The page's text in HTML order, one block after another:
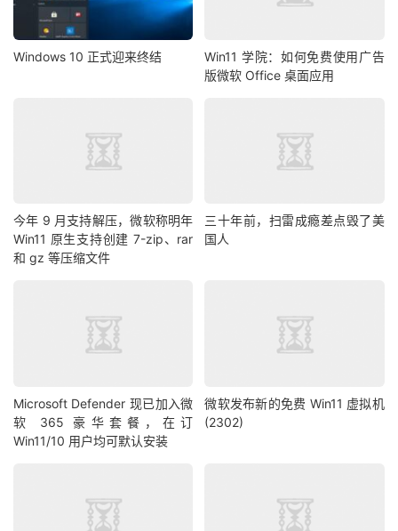
Windows 10 正式迎来终结
Win11 学院：如何免费使用广告
版微软 Office 桌面应用
今年 9 月支持解压，微软称明年
Win11 原生支持创建 7-zip、rar
和 gz 等压缩文件
三十年前，扫雷成瘾差点毁了美
国人
Microsoft Defender 现已加入微
软 365 豪华套餐，在订
Win11/10 用户均可默认安装
微软发布新的免费 Win11 虚拟机
(2302)